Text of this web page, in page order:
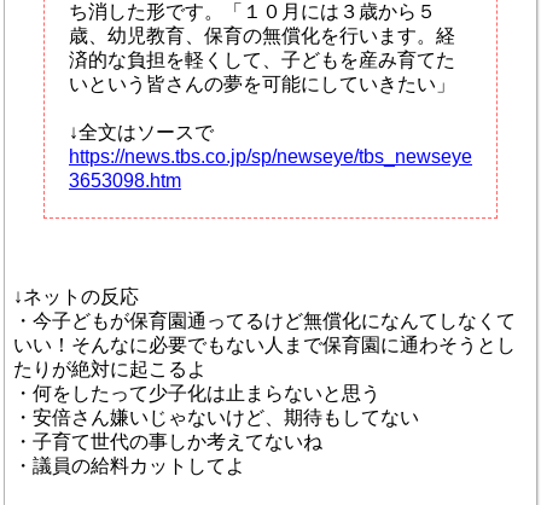
ち消した形です。「１０月には３歳から５
歳、幼児教育、保育の無償化を行います。経
済的な負担を軽くして、子どもを産み育てた
いという皆さんの夢を可能にしていきたい」
↓全文はソースで
https://news.tbs.co.jp/sp/newseye/tbs_newseye
3653098.htm
↓ネットの反応
・今子どもが保育園通ってるけど無償化になんてしなくて
いい！そんなに必要でもない人まで保育園に通わそうとし
たりが絶対に起こるよ
・何をしたって少子化は止まらないと思う
・安倍さん嫌いじゃないけど、期待もしてない
・子育て世代の事しか考えてないね
・議員の給料カットしてよ